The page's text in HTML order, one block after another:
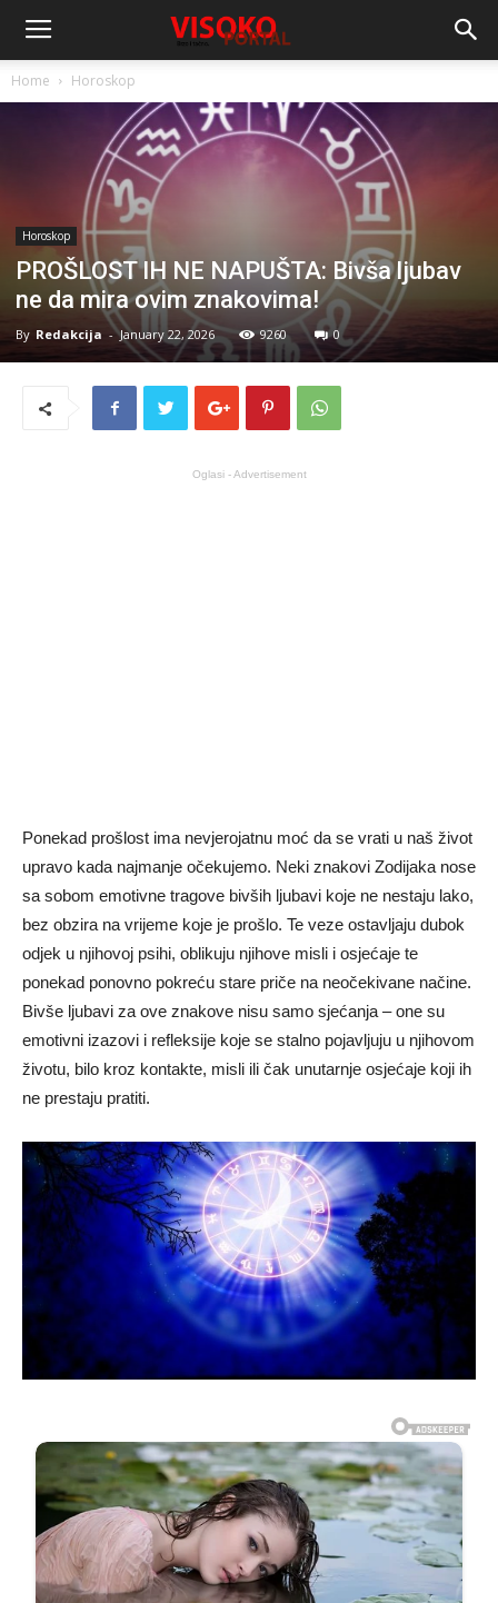
Home Horoskop
Horoskop
PROŠLOST IH NE NAPUŠTA: Bivša ljubav
ne da mira ovim znakovima!
By Redakcija - January 22, 2026 9260 0
Oglasi - Advertisement
Ponekad prošlost ima nevjerojatnu moć da se vrati u naš život
upravo kada najmanje očekujemo. Neki znakovi Zodijaka nose
sa sobom emotivne tragove bivših ljubavi koje ne nestaju lako,
bez obzira na vrijeme koje je prošlo. Te veze ostavljaju dubok
odjek u njihovoj psihi, oblikuju njihove misli i osjećaje te
ponekad ponovno pokreću stare priče na neočekivane načine.
Bivše ljubavi za ove znakove nisu samo sjećanja – one su
emotivni izazovi i refleksije koje se stalno pojavljuju u njihovom
životu, bilo kroz kontakte, misli ili čak unutarnje osjećaje koji ih
ne prestaju pratiti.